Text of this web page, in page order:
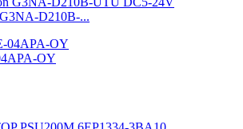
G3NA-D210B-...
OY